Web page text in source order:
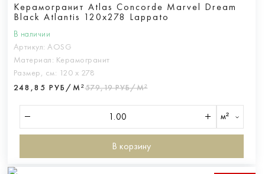
Керамогранит Atlas Concorde Marvel Dream
Black Atlantis 120x278 Lappato
В наличии
Артикул: AOSG
Материал: Керамогранит
Размер, см: 120 х 278
248,85 РУБ/М²579,19 РУБ/М²
м²
В корзину